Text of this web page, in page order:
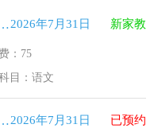
省教育厅最新发文！事关2026年普通高校综合评价招生改革 2026-4-10
始
2026-2-3
初一男生需要补习语文2026年7月31日 新家教
：75
目：语文
女生需要补习物理 化学2026年7月31日 已预约